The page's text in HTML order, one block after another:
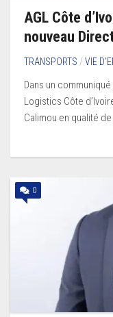
AGL Côte
nouveau
TRANSPORTS /VIE
Dans un
Logistics Côte
Calimou en qualité
0